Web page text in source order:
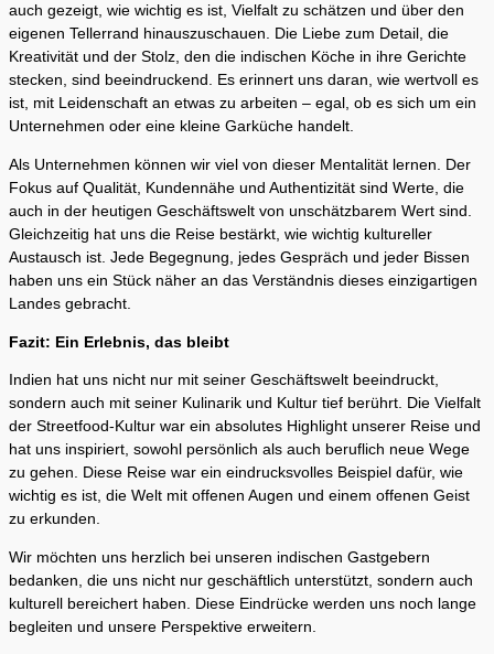
auch gezeigt, wie wichtig es ist, Vielfalt zu schätzen und über den
eigenen Tellerrand hinauszuschauen. Die Liebe zum Detail, die
Kreativität und der Stolz, den die indischen Köche in ihre Gerichte
stecken, sind beeindruckend. Es erinnert uns daran, wie wertvoll es
ist, mit Leidenschaft an etwas zu arbeiten – egal, ob es sich um ein
Unternehmen oder eine kleine Garküche handelt.
Als Unternehmen können wir viel von dieser Mentalität lernen. Der
Fokus auf Qualität, Kundennähe und Authentizität sind Werte, die
auch in der heutigen Geschäftswelt von unschätzbarem Wert sind.
Gleichzeitig hat uns die Reise bestärkt, wie wichtig kultureller
Austausch ist. Jede Begegnung, jedes Gespräch und jeder Bissen
haben uns ein Stück näher an das Verständnis dieses einzigartigen
Landes gebracht.
Fazit: Ein Erlebnis, das bleibt
Indien hat uns nicht nur mit seiner Geschäftswelt beeindruckt,
sondern auch mit seiner Kulinarik und Kultur tief berührt. Die Vielfalt
der Streetfood-Kultur war ein absolutes Highlight unserer Reise und
hat uns inspiriert, sowohl persönlich als auch beruflich neue Wege
zu gehen. Diese Reise war ein eindrucksvolles Beispiel dafür, wie
wichtig es ist, die Welt mit offenen Augen und einem offenen Geist
zu erkunden.
Wir möchten uns herzlich bei unseren indischen Gastgebern
bedanken, die uns nicht nur geschäftlich unterstützt, sondern auch
kulturell bereichert haben. Diese Eindrücke werden uns noch lange
begleiten und unsere Perspektive erweitern.